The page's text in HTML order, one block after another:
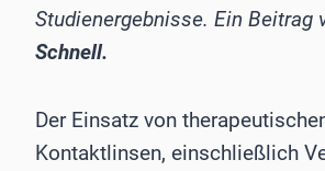
Studienergebnisse. Ein Beitrag
Schnell.
Der Einsatz von
Kontaktlinsen, einschließlich